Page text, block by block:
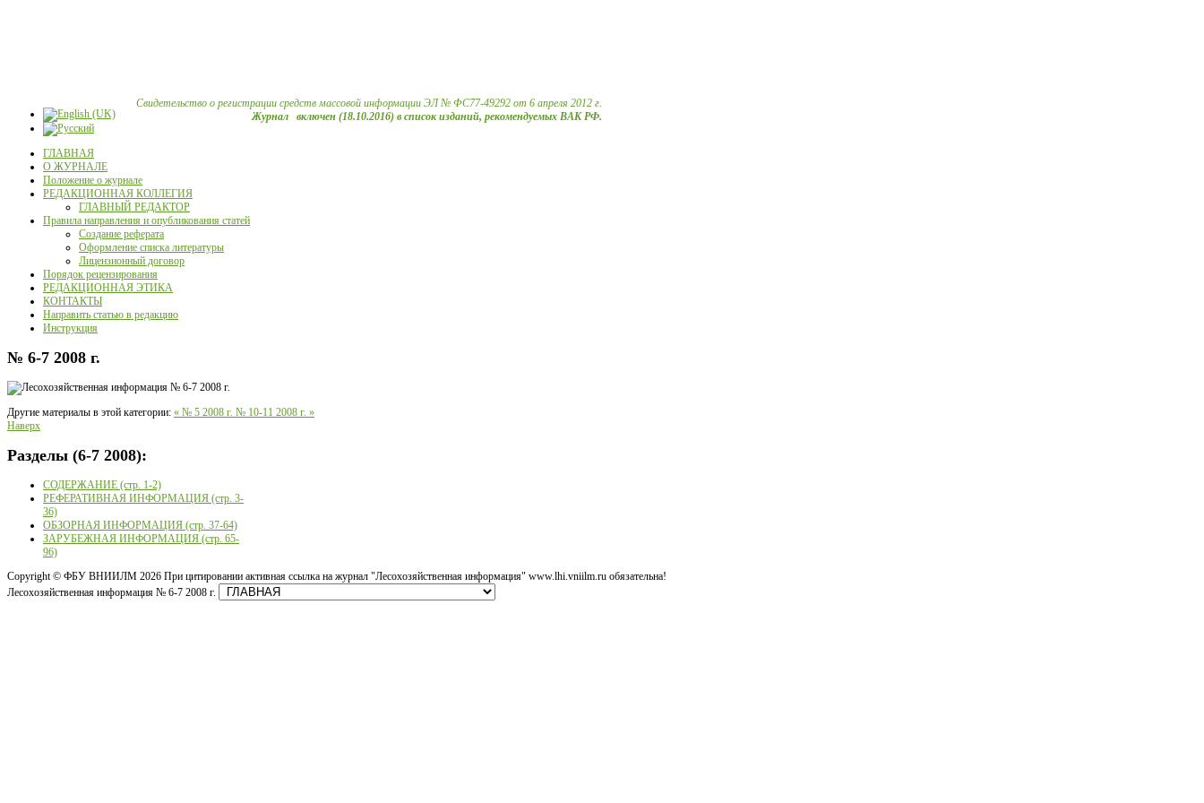
Свидетельство о регистрации средств массовой информации ЭЛ № ФС77-49292 от 6 апреля 2012 г.
Журнал включен (18.10.2016) в список изданий, рекомендуемых ВАК РФ.
ГЛАВНАЯ
О ЖУРНАЛЕ
Положение о журнале
РЕДАКЦИОННАЯ КОЛЛЕГИЯ
ГЛАВНЫЙ РЕДАКТОР
Правила направления и опубликования статей
Создание реферата
Оформление списка литературы
Лицензионный договор
Порядок рецензирования
РЕДАКЦИОННАЯ ЭТИКА
КОНТАКТЫ
Направить статью в редакцию
Инструкция
№ 6-7 2008 г.
Другие материалы в этой категории: « № 5 2008 г. № 10-11 2008 г. »
Наверх
Разделы (6-7 2008):
СОДЕРЖАНИЕ (стр. 1-2)
РЕФЕРАТИВНАЯ ИНФОРМАЦИЯ (стр. 3-
36)
ОБЗОРНАЯ ИНФОРМАЦИЯ (стр. 37-64)
ЗАРУБЕЖНАЯ ИНФОРМАЦИЯ (стр. 65-
96)
Copyright © ФБУ ВНИИЛМ 2026 При цитировании активная ссылка на журнал "Лесохозяйственная информация" www.lhi.vniilm.ru обязательна!
Лесохозяйственная информация № 6-7 2008 г.